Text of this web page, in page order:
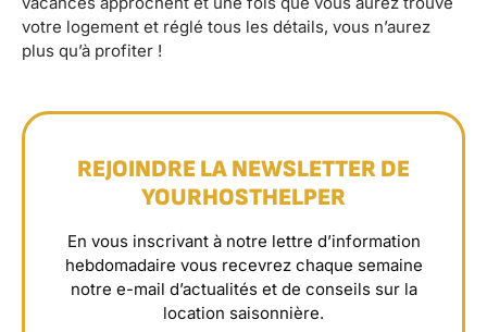
votre logement et réglé tous les détails, vous n’aurez
plus qu’à profiter !
REJOINDRE LA NEWSLETTER DE
YOURHOSTHELPER
En vous inscrivant à notre lettre d’information
hebdomadaire vous recevrez chaque semaine
notre e-mail d’actualités et de conseils sur la
location saisonnière.